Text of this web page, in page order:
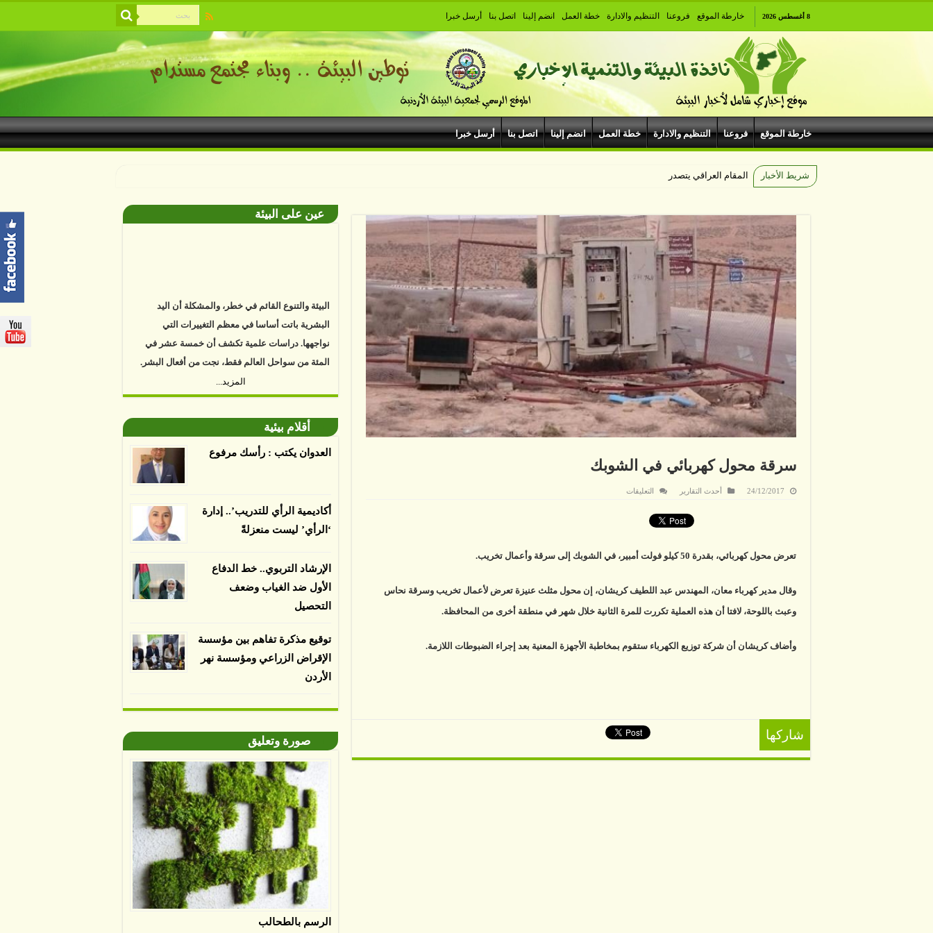
8 أغسطس 2026 خارطة الموقع فروعنا التنظيم والادارة خطة العمل انضم إلينا اتصل بنا أرسل خبرا
خارطة الموقع فروعنا التنظيم والادارة خطة العمل انضم إلينا اتصل بنا أرسل خبرا
شريط الأخبار المقام العراقي يتصدر أمسيات الهيبود
سرقة محول كهربائي في الشوبك
24/12/2017 أحدث التقارير التعليقات
تعرض محول كهربائي، بقدرة 50 كيلو فولت أمبير، في الشوبك إلى سرقة وأعمال تخريب.
وقال مدير كهرباء معان، المهندس عبد اللطيف كريشان، إن محول مثلث عنيزة تعرض لأعمال تخريب وسرقة نحاس
وعبث باللوحة، لافتا أن هذه العملية تكررت للمرة الثانية خلال شهر في منطقة أخرى من المحافظة.
وأضاف كريشان أن شركة توزيع الكهرباء ستقوم بمخاطبة الأجهزة المعنية بعد إجراء الضبوطات اللازمة.
شاركها
عين على البيئة
اعتمادها على أنها مستدامة تدمرت بشكل أسرع من
الأرض غير المعتمدة، وذلك حسب دراسة كشفت
الغطاء عن أي ادعاءات تقول بأن الزيت يمكن ألا
يسبب الدمار. وكشفت الدراسة فقدان المناطق
بينما فقدت المناطق غير المعتمدة 34 في المئة، وفقاً
المزيد...
أقلام بيئية
العدوان يكتب : رأسك مرفوع
أكاديمية الرأي للتدريب’.. إدارة
‘الرأي’ ليست منعزلةً
الإرشاد التربوي.. خط الدفاع
الأول ضد الغياب وضعف
التحصيل
توقيع مذكرة تفاهم بين مؤسسة
الإقراض الزراعي ومؤسسة نهر
الأردن
صورة وتعليق
الرسم بالطحالب